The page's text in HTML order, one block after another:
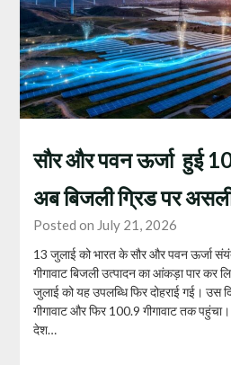
सौर और पवन ऊर्जा हुई
अब बिजली ग्रिड पर असली
Posted on July 21, 2026
13 जुलाई को भारत के सौर और पवन ऊर्जा
गीगावाट बिजली उत्पादन का आंकड़ा पार कर
जुलाई को यह उपलब्धि फिर दोहराई गई। उस
गीगावाट और फिर 100.9 गीगावाट तक
देश…